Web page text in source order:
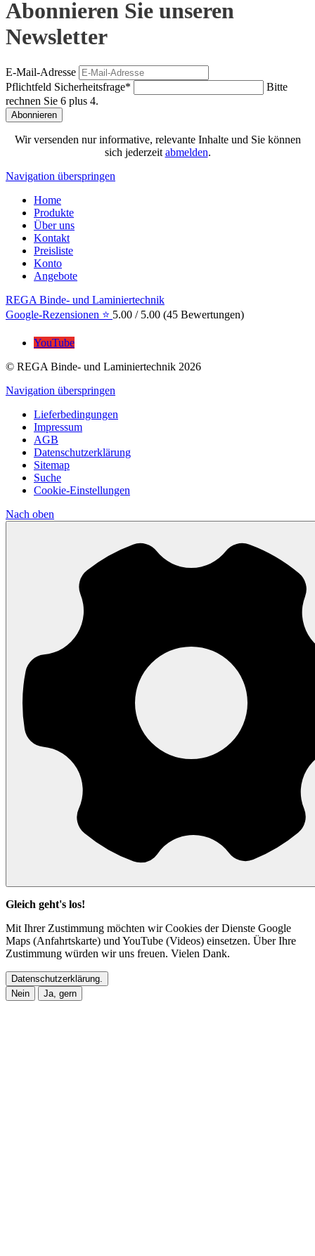
Abonnieren Sie unseren
Newsletter
E-Mail-Adresse
Pflichtfeld Sicherheitsfrage*
Bitte
rechnen Sie 6 plus 4.
Abonnieren
Wir versenden nur informative, relevante Inhalte und Sie können
sich jederzeit abmelden.
Navigation überspringen
Home
Produkte
Über uns
Kontakt
Preisliste
Konto
Angebote
REGA Binde- und Laminiertechnik
Google-Rezensionen ⭐ 5.00 / 5.00 (45 Bewertungen)
YouTube
© REGA Binde- und Laminiertechnik 2026
Navigation überspringen
Lieferbedingungen
Impressum
AGB
Datenschutzerklärung
Sitemap
Suche
Cookie-Einstellungen
Nach oben
Gleich geht's los!
Mit Ihrer Zustimmung möchten wir Cookies der Dienste Google
Maps (Anfahrtskarte) und YouTube (Videos) einsetzen. Über Ihre
Zustimmung würden wir uns freuen. Vielen Dank.
Datenschutzerklärung.
Nein
Ja, gern